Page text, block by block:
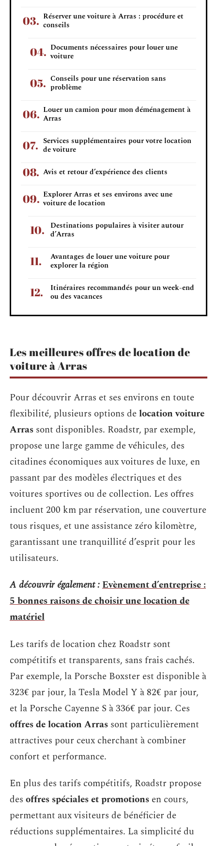
Réserver une voiture à Arras : procédure et
conseils
Documents nécessaires pour louer une
voiture
Conseils pour une réservation sans
problème
Louer un camion pour mon déménagement à
Arras
Services supplémentaires pour votre location
de voiture
Avis et retour d’expérience des clients
Explorer Arras et ses environs avec une
voiture de location
Destinations populaires à visiter autour
d’Arras
Avantages de louer une voiture pour
explorer la région
Itinéraires recommandés pour un week-end
ou des vacances
Les meilleures offres de location de
voiture à Arras
Pour découvrir Arras et ses environs en toute
flexibilité, plusieurs options delocation voiture
Arras sont disponibles. Roadstr, par exemple,
propose une large gamme de véhicules, des
citadines économiques aux voitures de luxe, en
passant par des modèles électriques et des
voitures sportives ou de collection. Les offres
incluent 200 km par réservation, une couverture
tous risques, et une assistance zéro kilomètre,
garantissant une tranquillité d’esprit pour les
utilisateurs.
A découvrir également :Evènement d’entreprise :
5 bonnes raisons de choisir une location de
matériel
Les tarifs de location chez Roadstr sont
compétitifs et transparents, sans frais cachés.
Par exemple, la Porsche Boxster est disponible à
323€ par jour, la Tesla Model Y à 82€ par jour,
et la Porsche Cayenne S à 336€ par jour. Ces
offres de location Arras sont particulièrement
attractives pour ceux cherchant à combiner
confort et performance.
En plus des tarifs compétitifs, Roadstr propose
des offres spéciales et promotions en cours,
permettant aux visiteurs de bénéficier de
réductions supplémentaires. La simplicité du